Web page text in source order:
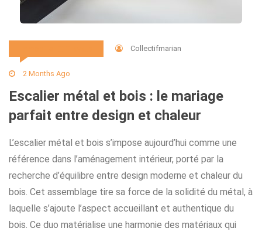
Collectifmarian
2 Months Ago
Escalier métal et bois : le mariage
parfait entre design et chaleur
L’escalier métal et bois s’impose aujourd’hui comme une
référence dans l’aménagement intérieur, porté par la
recherche d’équilibre entre design moderne et chaleur du
bois. Cet assemblage tire sa force de la solidité du métal, à
laquelle s’ajoute l’aspect accueillant et authentique du
bois. Ce duo matérialise une harmonie des matériaux qui